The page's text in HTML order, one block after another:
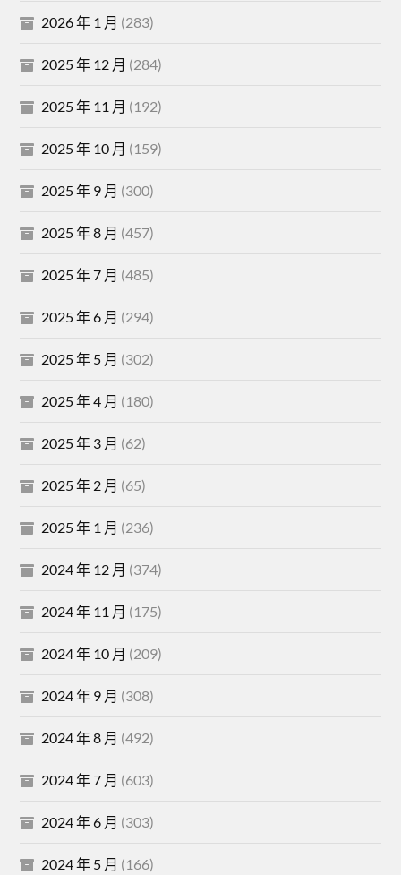
2026 年 1 月 (283)
2025 年 12 月 (284)
2025 年 11 月 (192)
2025 年 10 月 (159)
2025 年 9 月 (300)
2025 年 8 月 (457)
2025 年 7 月 (485)
2025 年 6 月 (294)
2025 年 5 月 (302)
2025 年 4 月 (180)
2025 年 3 月 (62)
2025 年 2 月 (65)
2025 年 1 月 (236)
2024 年 12 月 (374)
2024 年 11 月 (175)
2024 年 10 月 (209)
2024 年 9 月 (308)
2024 年 8 月 (492)
2024 年 7 月 (603)
2024 年 6 月 (303)
2024 年 5 月 (166)